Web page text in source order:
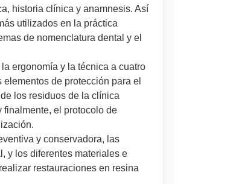
historia clínica y anamnesis. Así
utilizados en la práctica
de nomenclatura dental y el
ergonomía y la técnica a cuatro
de protección para el
los residuos de la clínica
finalmente, el protocolo de
y conservadora, las
y los diferentes materiales e
restauraciones en resina